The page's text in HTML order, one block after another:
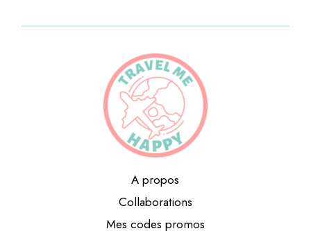
A propos
Collaborations
Mes codes promos